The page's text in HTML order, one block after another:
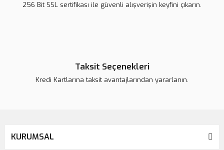
256 Bit SSL sertifikası ile güvenli alışverişin keyfini çıkarın.
Taksit Seçenekleri
Kredi Kartlarına taksit avantajlarından yararlanın.
KURUMSAL